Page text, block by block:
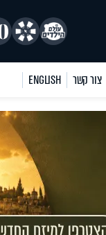
צור קשר ENGLISH